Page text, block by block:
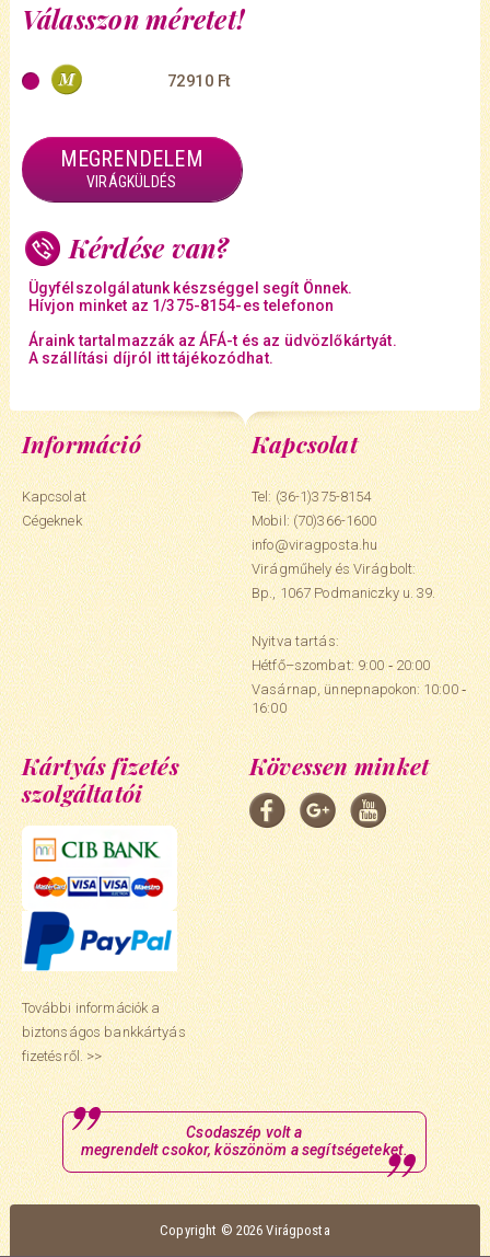
Válasszon méretet!
72910 Ft
MEGRENDELEM
VIRÁGKÜLDÉS
Kérdése van?
Ügyfélszolgálatunk készséggel segít Önnek.
Hívjon minket az 1/375-8154-es telefonon
Áraink tartalmazzák az ÁFÁ-t és az üdvözlőkártyát.
A szállítási díjról itt tájékozódhat.
Információ
Kapcsolat
Cégeknek
Kapcsolat
Tel: (36-1)375-8154
Mobil:(70)366-1600
info@viragposta.hu
Virágműhely és Virágbolt:
Bp., 1067 Podmaniczky u. 39.
Nyitva tartás:
Hétfő–szombat: 9:00 ‑ 20:00
Vasárnap, ünnepnapokon: 10:00 ‑
16:00
Kártyás fizetés
szolgáltatói
További információk a
biztonságos bankkártyás
fizetésről. >>
Kövessen minket
Csodaszép volt a
megrendelt csokor, köszönöm a segítségeteket.
Copyright © 2026 Virágposta